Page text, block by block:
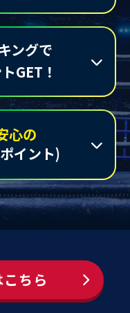
ングで
GET！
心の
イント)
ちら